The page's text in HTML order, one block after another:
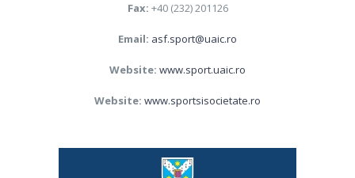
Fax: +40 (232) 201126
Email: asf.sport@uaic.ro
Website: www.sport.uaic.ro
Website: www.sportsisocietate.ro